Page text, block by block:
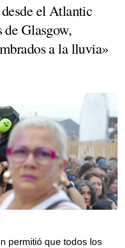
el Atlantic
Glasgow,
a la lluvia»
permitió que todos los